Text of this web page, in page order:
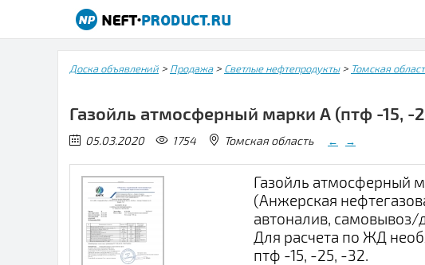
Доска объявлений > Продажа> Светлые нефтепродукты> Томская
Газойль атмосферный марки А (птф -15, -
05.03.2020 1754 Томская область ← →
Газойль атмосферный
(Анжерская
автоналив, самовывоз/
Для расчета по ЖД
птф -15, -25, -32.